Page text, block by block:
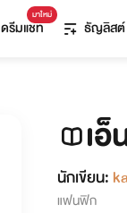
มาใหม่
ดรีมแชท ธัญลิสต์
เ
นักเขียน:
แฟนฟิก